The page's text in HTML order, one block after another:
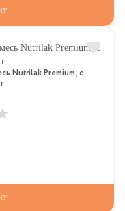
Nutrilak Premium, с